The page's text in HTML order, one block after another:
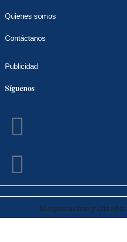
Quienes somos
Contáctanos
Publicidad
Síguenos
Facebook
Instagram
Maquetación y Diseño: